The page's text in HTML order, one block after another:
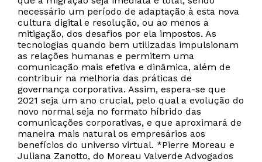
necessário um período de adaptação à esta nova
cultura digital e resolução, ou ao menos a
mitigação, dos desafios por ela impostos. As
tecnologias quando bem utilizadas impulsionam
as relações humanas e permitem uma
comunicação mais efetiva e dinâmica, além de
contribuir na melhoria das práticas de
governança corporativa. Assim, espera-se que
2021 seja um ano crucial, pelo qual a evolução do
novo normal seja no formato híbrido das
comunicações corporativas, e que aproximará de
maneira mais natural os empresários aos
benefícios do universo virtual. *Pierre Moreau e
Juliana Zanotto, do Moreau Valverde Advogados